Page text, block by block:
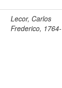
Lecor, Carlos
Frederico,